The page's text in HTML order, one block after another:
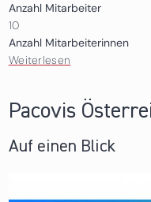
Anzahl Mitarbeiter
10
Anzahl Mitarbeiterinnen
Weiterlesen
Pacovis
Auf einen Blick